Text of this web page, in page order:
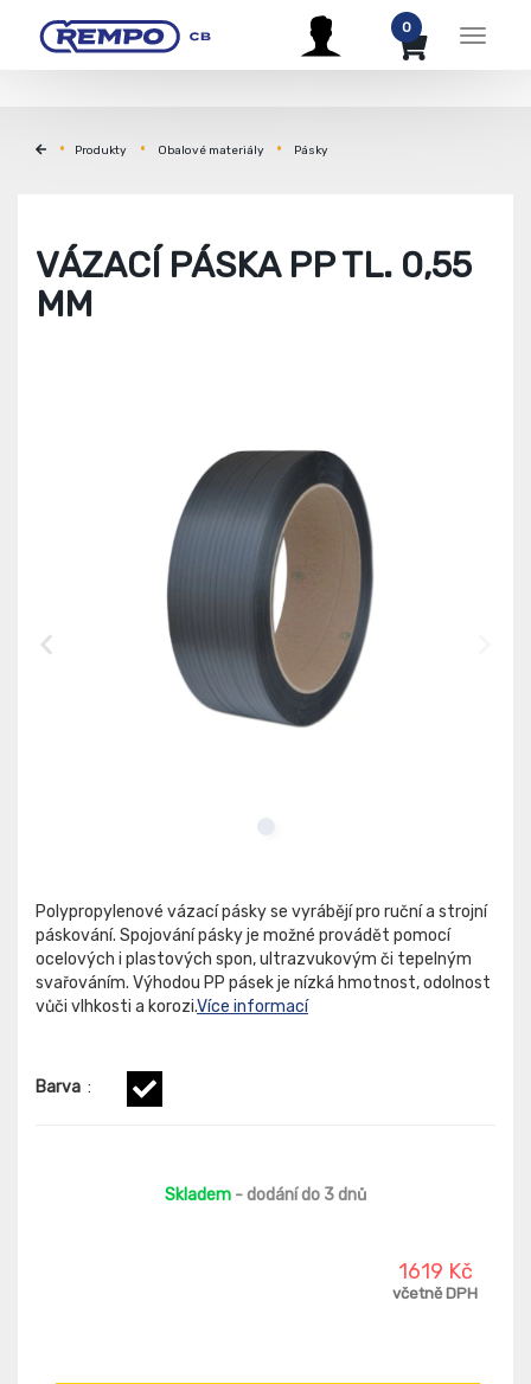
Menu
0
Produkty Obalové materiály Pásky
VÁZACÍ PÁSKA PP TL. 0,55
MM
Polypropylenové vázací pásky se vyrábějí pro ruční a strojní
páskování. Spojování pásky je možné provádět pomocí
ocelových i plastových spon, ultrazvukovým či tepelným
svařováním. Výhodou PP pásek je nízká hmotnost, odolnost
vůči vlhkosti a korozi.Více informací
Barva :
Skladem - dodání do 3 dnů
1619 Kč
včetně DPH